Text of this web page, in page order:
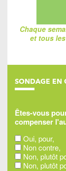
Chaque
et tous
SONDAGE EN
Êtes-vous
compenser
Oui, pour,
Non contre,
Non, plutôt
Non, plutôt